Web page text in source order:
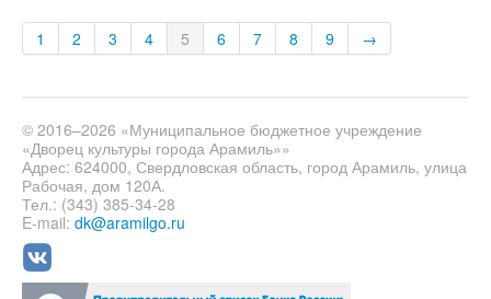
1 2 3 4 5 6 7 8 9 →
© 2016–2026 «Муниципальное бюджетное учреждение
«Дворец культуры города Арамиль»»
Адрес: 624000, Свердловская область, город Арамиль, улица
Рабочая, дом 120А.
Тел.: (343) 385-34-28
E-mail: dk@aramilgo.ru